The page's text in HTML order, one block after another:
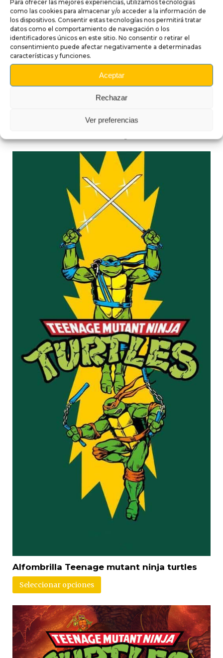
Para ofrecer las mejores experiencias, utilizamos tecnologías
como las cookies para almacenar y/o acceder a la información de
los dispositivos. Consentir estas tecnologías nos permitirá tratar
datos como el comportamiento de navegación o los
identificadores únicos en este sitio. No consentir o retirar el
consentimiento puede afectar negativamente a determinadas
características y funciones.
Aceptar
Rechazar
Ver preferencias
Pueden aparecer ligeras variaciones de tono
según los lotes y la iluminación ambiente. Para una
instalación ideal,
trabaje a temperatura moderada y utilice una espátula
suave.
Alfombrilla Teenage mutant ninja turtles
Seleccionar opciones